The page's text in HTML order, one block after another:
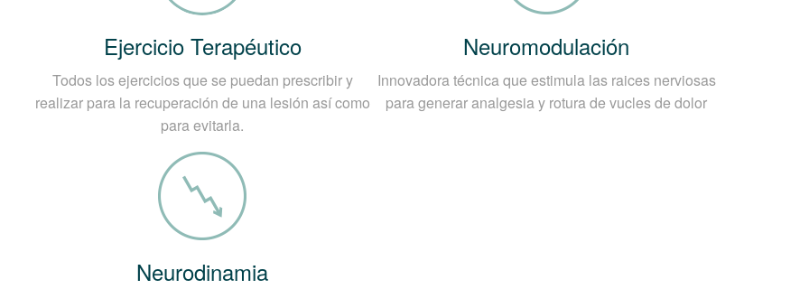
médico de una Hernia Discal Cervical?
a través de una anamnesis completa del paciente y a través de pruebas musculares y
que se encuentra la hernia, si es necesario, también se puede necesitar:
el tamaño, la ubicación y el estadio de la hernia.
estado de los órganos y tejidos adyacentes.
afrontar el tratamiento de forma rápida y eficiente.
Ejercicio Terapéutico
Todos los ejercicios que se puedan prescribir y
realizar para la recuperación de una lesión así como
para evitarla.
Neuromodulación
Innovadora técnica que estimula las raices nerviosas
para generar analgesia y rotura de vucles de dolor
Neurodinamia